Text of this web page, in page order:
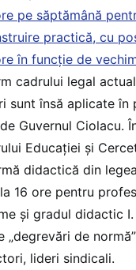
pe săptămână
practică, cu
în funcție de
cadrului legal
sunt însă aplicate în
Guvernul Ciolacu.
Educației și
didactică din
16 ore pentru
și gradul didactic I.
„degrevări de
lideri sindicali.